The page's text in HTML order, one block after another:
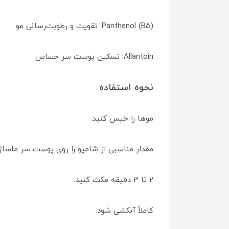
Panthenol (B5): تقویت و رطوبت‌رسانی مو
Allantoin: تسکین پوست سر حساس
نحوه استفاده
موها را خیس کنید.
مقدار مناسبی از شامپو را روی پوست سر
2 تا 3 دقیقه مکث کنید.
کاملاً آبکشی شود.